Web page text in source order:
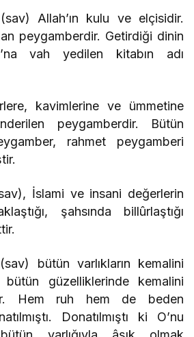
Allah’ın kulu ve elçisidir.
peygamberdir. Getirdiği dinin
vah yedilen kitabın adı
kavimlerine ve ümmetine
peygamberdir. Bütün
rahmet peygamberi
İslami ve insani değerlerin
şahsında billûrlaştığı
bütün varlıkların kemalini
güzelliklerinde kemalini
Hem ruh hem de beden
Donatılmıştı ki O’nu